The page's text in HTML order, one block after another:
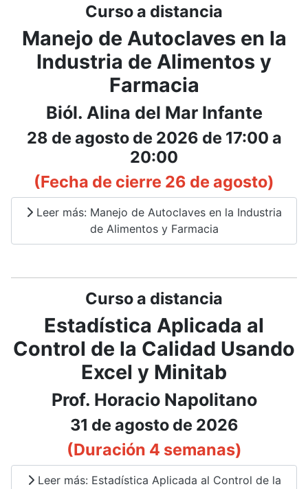
Curso a distancia
Manejo de Autoclaves en la
Industria de Alimentos y
Farmacia
Biól. Alina del Mar Infante
28 de agosto de 2026 de 17:00 a
20:00
(Fecha de cierre 26 de agosto)
Leer más: Manejo de Autoclaves en la Industria
de Alimentos y Farmacia
Curso a distancia
Estadística Aplicada al
Control de la Calidad Usando
Excel y Minitab
Prof. Horacio Napolitano
31 de agosto de 2026
(Duración 4 semanas)
Leer más: Estadística Aplicada al Control de la